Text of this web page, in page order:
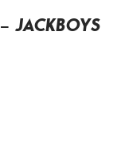
– JACKBOYS